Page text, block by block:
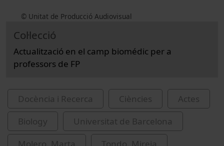
© Unitat de Producció Audiovisual
Col·lecció
Actualització en el camp biomédic per a
professors de FP
Docència i Recerca Ciències
Actes
Biology
Universitat de Barcelona
Molero, Marta
Tondo, Mireia